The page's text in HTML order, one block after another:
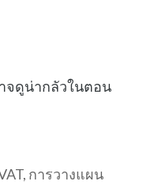
จดูน่ากลัวในตอน
, การวางแผน